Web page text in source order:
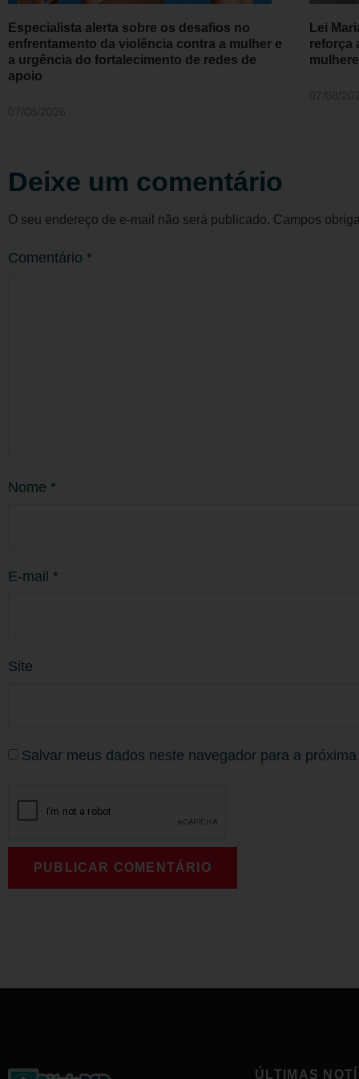
Especialista alerta sobre os desafios no
enfrentamento da violência contra a mulher e
a urgência do fortalecimento de redes de
apoio
Lei
reforça
Deixe um comentário
O seu endereço de e-mail não será publicado. Campos
Comentário *
Nome *
E-mail *
Site
Salvar meus dados neste navegador para a
ÚLTIMAS